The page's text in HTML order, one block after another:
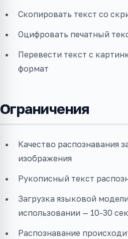
Скопировать текст со
Оцифровать печатный
Перевести текст с
формат
Ограничения
Качество распознавания
изображения
Рукописный текст
Загрузка языковой
использовании — 10-30
Распознавание